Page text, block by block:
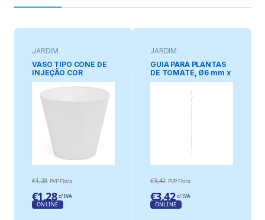
JARDIM
VASO TIPO CONE DE
INJEÇÃO COR
BRANCO Ø18 cm
€1,28 PVP Física
€1,28 c/ IVA
ONLINE
JARDIM
GUIA PARA PLANTAS
DE TOMATE, Ø6 mm x
180 cm
€3,42 PVP Física
€3,42 c/ IVA
ONLINE